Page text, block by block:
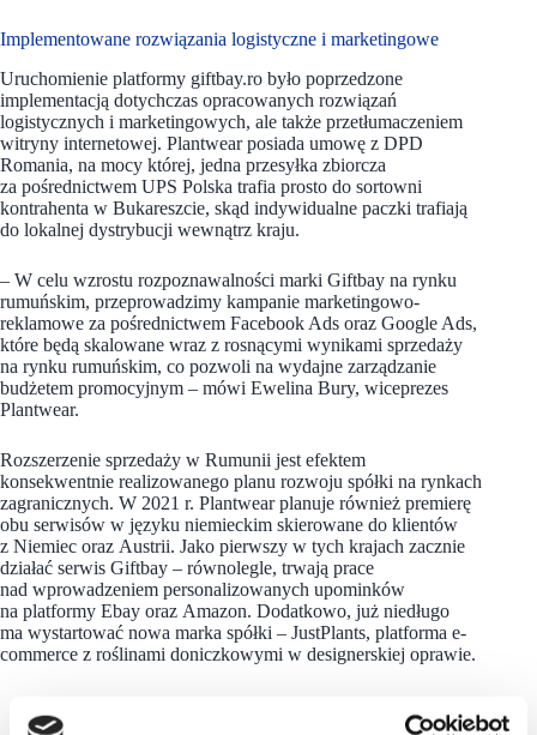
Implementowane rozwiązania logistyczne i marketingowe
Uruchomienie platformy giftbay.ro było poprzedzone
implementacją dotychczas opracowanych rozwiązań
logistycznych i marketingowych, ale także przetłumaczeniem
witryny internetowej. Plantwear posiada umowę z DPD
Romania, na mocy której, jedna przesyłka zbiorcza
za pośrednictwem UPS Polska trafia prosto do sortowni
kontrahenta w Bukareszcie, skąd indywidualne paczki trafiają
do lokalnej dystrybucji wewnątrz kraju.
– W celu wzrostu rozpoznawalności marki Giftbay na rynku
rumuńskim, przeprowadzimy kampanie marketingowo-
reklamowe za pośrednictwem Facebook Ads oraz Google Ads,
które będą skalowane wraz z rosnącymi wynikami sprzedaży
na rynku rumuńskim, co pozwoli na wydajne zarządzanie
budżetem promocyjnym – mówi Ewelina Bury, wiceprezes
Plantwear.
Rozszerzenie sprzedaży w Rumunii jest efektem
konsekwentnie realizowanego planu rozwoju spółki na rynkach
zagranicznych. W 2021 r. Plantwear planuje również premierę
obu serwisów w języku niemieckim skierowane do klientów
z Niemiec oraz Austrii. Jako pierwszy w tych krajach zacznie
działać serwis Giftbay – równolegle, trwają prace
nad wprowadzeniem personalizowanych upominków
na platformy Ebay oraz Amazon. Dodatkowo, już niedługo
ma wystartować nowa marka spółki – JustPlants, platforma e-
commerce z roślinami doniczkowymi w designerskiej oprawie.